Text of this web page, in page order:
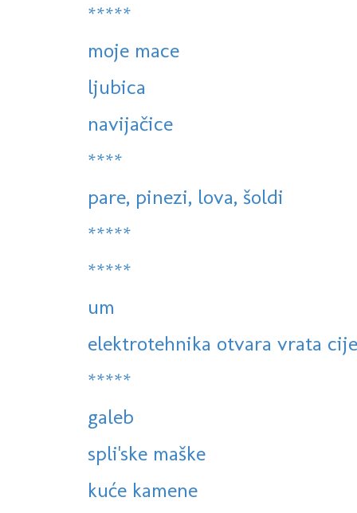
*****
moje mace
ljubica
navijačice
****
pare, pinezi, lova, šoldi
*****
*****
um
elektrotehnika otvara vrata
*****
galeb
spli'ske maške
kuće kamene